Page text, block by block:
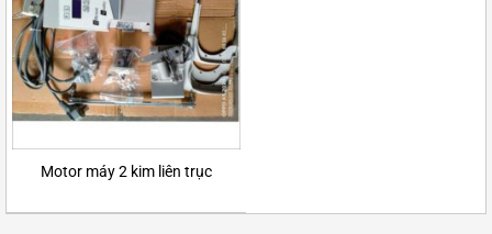
Motor máy 2 kim liên trục